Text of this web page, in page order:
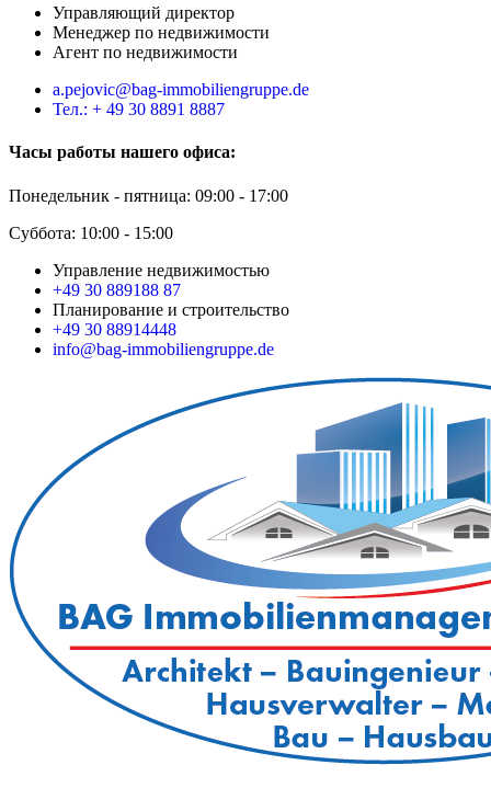
Управляющий директор
Менеджер по недвижимости
Агент по недвижимости
a.pejovic@bag-immobiliengruppe.de
Тел.: + 49 30 8891 8887
Часы работы нашего офиса:
Понедельник - пятница: 09:00 - 17:00
Суббота: 10:00 - 15:00
Управление недвижимостью
+49 30 889188 87
Планирование и строительство
+49 30 88914448
info@bag-immobiliengruppe.de